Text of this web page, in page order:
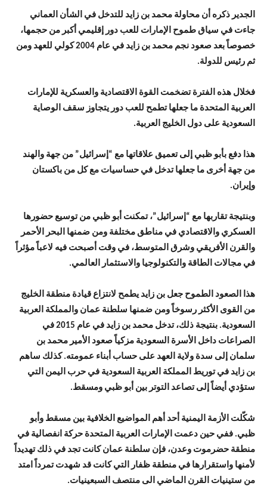
الجدير ذكره أن محاولة محمد بن زايد للتدخل في الشأن العماني
جاءت في سياق طموح الإمارات للعب دور إقليمي أكبر من حجمها،
خصوصاً بعد صعود نجم محمد بن زايد في عام 2004 كولي للعهد ومن
ثم رئيس للدولة.
فخلال هذه الفترة تضخمت القوة الاقتصادية والعسكرية للإمارات
العربية المتحدة ما جعلها تطمح للعب دور يتجاوز سقف الوصاية
السعودية على دول الخليج العربية.
هذا دفع بأبو ظبي إلى تعميق علاقاتها مع “إسرائيل” من جهة والهند
من جهة أخرى ما جعلها تدخل في حساسيات مع كل من باكستان
وإيران.
وبنتيجة تقاربها مع “إسرائيل”، تمكنت أبو ظبي من توسيع حضورها
العسكري والاقتصادي في مناطق مختلفة ومن ضمنها البحر الأحمر
والقرن الأفريقي وشرق المتوسط، في وقت أصبحت فيه لاعباً مؤثراً
في مجالات الطاقة والتكنولوجيا والاستثمار العالمي.
هذا الصعود الطموح جعل بن زايد يطمح لانتزاع قيادة منطقة الخليج
من القوى الأكثر رسوخاً ومن ضمنها سلطنة عمان والمملكة العربية
السعودية. بنتيجة ذلك، تدخل محمد بن زايد في عام 2015 في
الصراعات داخل الأسرة السعودية مزكياً صعود الأمير محمد بن
سلمان إلى سدة ولاية العهد على حساب أبناء عمومته. كذلك ساهم
بن زايد في توريط المملكة العربية السعودية في حرب اليمن التي
ستؤدي أيضاً إلى تصاعد التوتر بين أبو ظبي ومسقط.
شكّلت الأزمة اليمنية أحد أهم المواضيع الخلافية بين مسقط وأبو
ظبي. ففي حين دعمت الإمارات العربية المتحدة حركة انفصالية في
منطقة حضرموت وعدن، فإن سلطنة عمان كانت تجد في ذلك تهديداً
لأمنها واستقرارها في منطقة ظفار التي كانت قد شهدت تمرداً امتد
من ستينيات القرن الماضي الى منتصف السبعينيات.